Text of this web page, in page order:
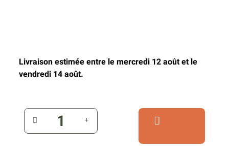
Livraison estimée entre le mercredi 12 août et le
vendredi 14 août.